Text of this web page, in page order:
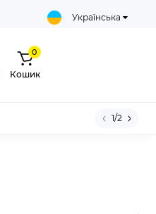
Українська
0
Кошик
1/2